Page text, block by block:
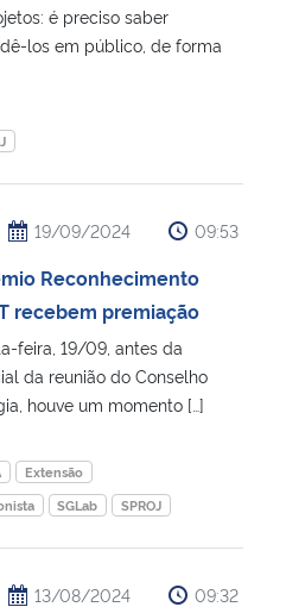
Direitos Humanos
é preciso saber
los em público, de forma
19/09/2024 09:53
Reconhecimento
recebem premiação
feira, 19/09, antes da
da reunião do Conselho
houve um momento […]
Extensão
SGLab SPROJ
13/08/2024 09:32